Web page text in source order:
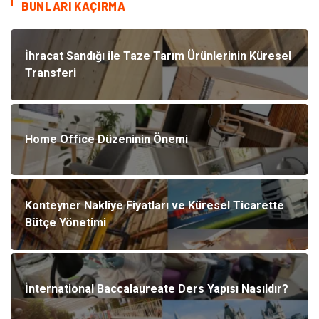
BUNLARI KAÇIRMA
İhracat Sandığı ile Taze Tarım Ürünlerinin Küresel
Transferi
Home Office Düzeninin Önemi
Konteyner Nakliye Fiyatları ve Küresel Ticarette
Bütçe Yönetimi
İnternational Baccalaureate Ders Yapısı Nasıldır?